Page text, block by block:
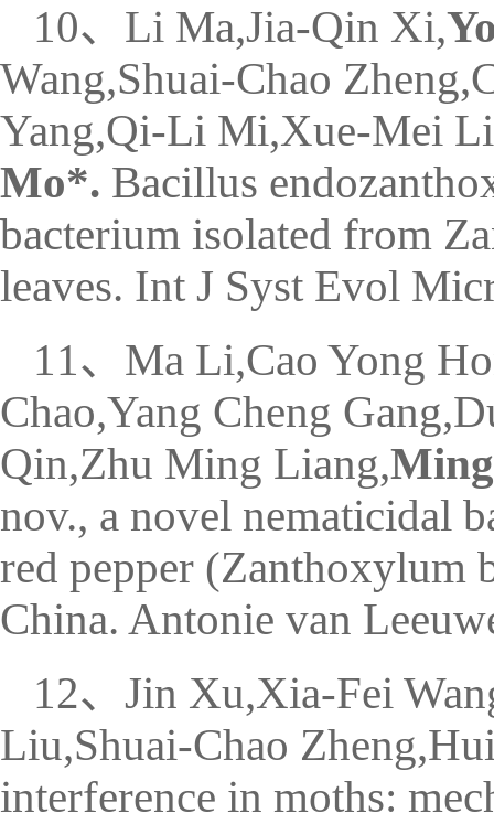
10、Li Ma,Jia-Qin Xi,
Wang,Shuai-Chao
Yang,Qi-Li Mi,Xue-Mei
Mo*. Bacillus
bacterium isolated from
leaves. Int J Syst Evol
11、Ma Li,Cao Yong
Chao,Yang Cheng
Qin,Zhu Ming Liang,
nov., a novel nematicidal
red pepper (Zanthoxylum
China. Antonie van
12、Jin Xu,Xia-Fei
Liu,Shuai-Chao
interference in moths: